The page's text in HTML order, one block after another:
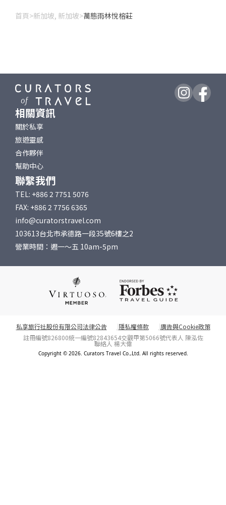
首頁>新加坡, 新加坡>萬態雨林悅榕莊
相關資訊
關於私享
旅遊靈感
合作夥伴
幫助中心
聯繫我們
TEL: +886 2 7751 5076
FAX: +886 2 7756 6365
info@curatorstravel.com
103613台北市承德路一段35號6樓之2
營業時間：週一～五 10am-5pm
私享旅行社股份有限公司法律公告 隱私權條款
廣告與Cookie政策
註冊編號826800統一編號82843654交觀甲第5066號代表人 陳泓佐
聯絡人 楊大偉
Copyright © 2026. Curators Travel Co.,Ltd. All rights reserved.